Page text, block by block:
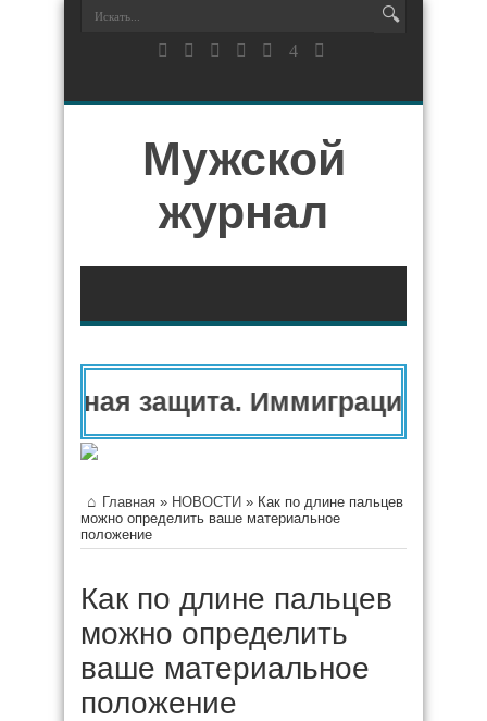
Мужской
журнал
защита. Иммиграционный
Главная » НОВОСТИ » Как по длине пальцев
можно определить ваше материальное
положение
Как по длине пальцев
можно определить
ваше материальное
положение